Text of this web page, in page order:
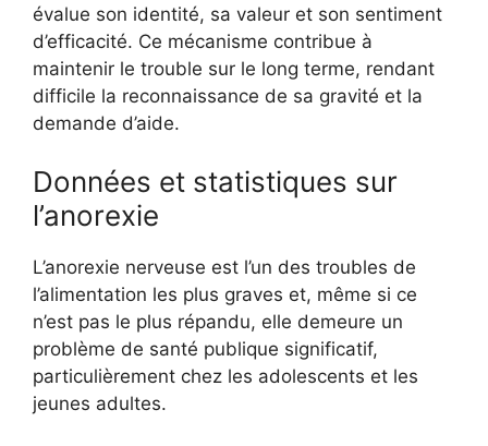
évalue son identité, sa valeur et son sentiment
d’efficacité. Ce mécanisme contribue à
maintenir le trouble sur le long terme, rendant
difficile la reconnaissance de sa gravité et la
demande d’aide.
Données et statistiques sur
l’anorexie
L’anorexie nerveuse est l’un des troubles de
l’alimentation les plus graves et, même si ce
n’est pas le plus répandu, elle demeure un
problème de santé publique significatif,
particulièrement chez les adolescents et les
jeunes adultes.